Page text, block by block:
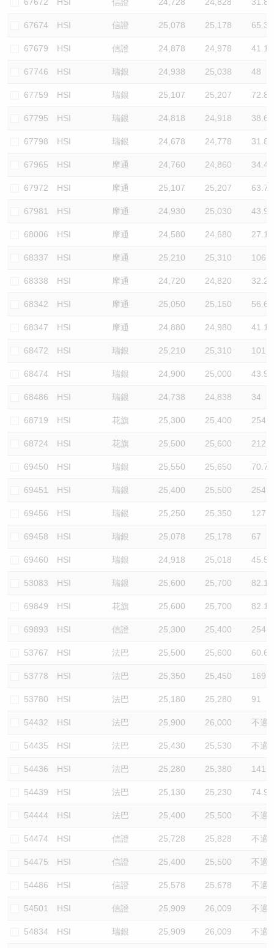
67674 HSI 信證 25,078 25,178 65.3
67679 HSI 信證 24,878 24,978 41.1
67746 HSI 瑞銀 24,938 25,038 48
67759 HSI 瑞銀 25,107 25,207 72.8
67795 HSI 瑞銀 24,818 24,918 38.6
67798 HSI 瑞銀 24,678 24,778 31.8
67965 HSI 摩通 24,760 24,860 34.4
67972 HSI 摩通 25,107 25,207 63.7
67981 HSI 摩通 24,930 25,030 43.9
68006 HSI 摩通 24,580 24,680 27.1
68337 HSI 摩通 25,210 25,310 106.1
68338 HSI 摩通 24,720 24,820 32.2
68342 HSI 摩通 25,050 25,150 56.6
68347 HSI 摩通 24,880 24,980 41.1
68472 HSI 瑞銀 25,210 25,310 101.9
68474 HSI 瑞銀 24,900 25,000 43.9
68486 HSI 瑞銀 24,738 24,838 34
68719 HSI 花旗 25,300 25,400 254.7
68724 HSI 花旗 25,500 25,600 212.2
69450 HSI 瑞銀 25,550 25,650 70.7
69451 HSI 瑞銀 25,400 25,500 254.7
69456 HSI 瑞銀 25,250 25,350 127.3
69458 HSI 瑞銀 25,078 25,178 67
69460 HSI 瑞銀 24,918 25,018 45.5
53083 HSI 瑞銀 25,600 25,700 82.1
69849 HSI 花旗 25,600 25,700 82.1
69893 HSI 信證 25,300 25,400 254.7
53767 HSI 法巴 25,500 25,600 60.6
53778 HSI 法巴 25,350 25,450 169.8
53780 HSI 法巴 25,180 25,280 91
54432 HSI 法巴 25,900 26,000 不適
54435 HSI 法巴 25,430 25,530 不適
54436 HSI 法巴 25,280 25,380 141.5
54439 HSI 法巴 25,130 25,230 74.9
54444 HSI 法巴 25,400 25,500 不適
54474 HSI 信證 25,728 25,828 不適
54475 HSI 信證 25,400 25,500 不適
54486 HSI 信證 25,578 25,678 不適
54501 HSI 信證 25,909 26,009 不適
54834 HSI 瑞銀 25,909 26,009 不適